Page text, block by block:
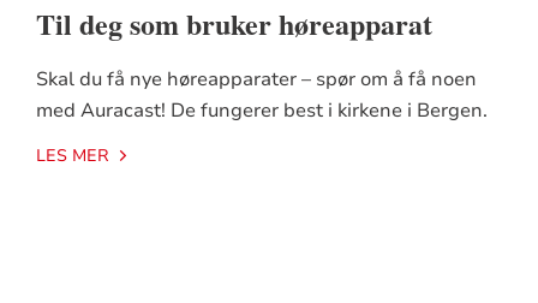
Til deg som bruker høreapparat
Skal du få nye høreapparater – spør om å få noen
med Auracast! De fungerer best i kirkene i Bergen.
LES MER